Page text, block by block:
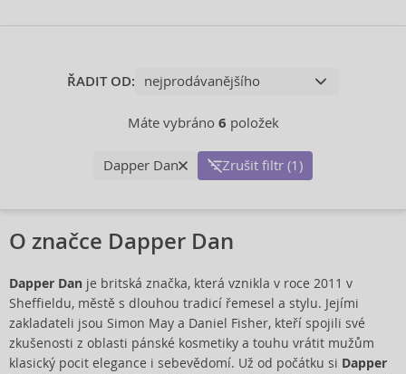
ŘADIT OD:
Máte vybráno 6 položek
Dapper Dan Zrušit filtr (1)
O značce Dapper Dan
Dapper Dan je britská značka, která vznikla v roce 2011 v
Sheffieldu, městě s dlouhou tradicí řemesel a stylu. Jejími
zakladateli jsou Simon May a Daniel Fisher, kteří spojili své
zkušenosti z oblasti pánské kosmetiky a touhu vrátit mužům
klasický pocit elegance i sebevědomí. Už od počátku si Dapper